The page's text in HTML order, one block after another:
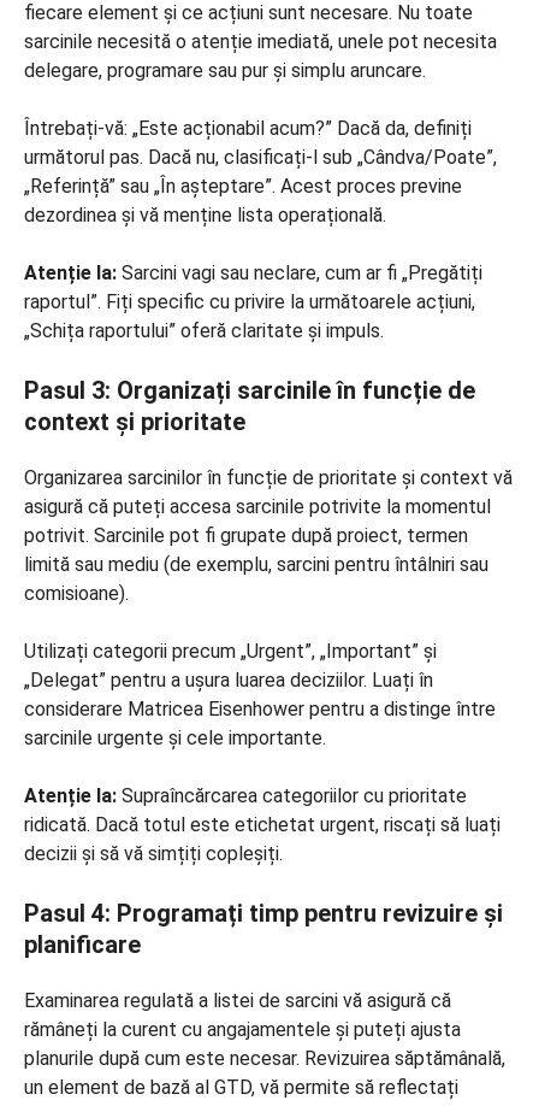
fiecare element și ce acțiuni sunt necesare. Nu toate
sarcinile necesită o atenție imediată, unele pot necesita
delegare, programare sau pur și simplu aruncare.
Întrebați-vă: „Este acționabil acum?” Dacă da, definiți
următorul pas. Dacă nu, clasificați-l sub „Cândva/Poate”,
„Referință” sau „În așteptare”. Acest proces previne
dezordinea și vă menține lista operațională.
Atenție la: Sarcini vagi sau neclare, cum ar fi „Pregătiți
raportul”. Fiți specific cu privire la următoarele acțiuni,
„Schița raportului” oferă claritate și impuls.
Pasul 3: Organizați sarcinile în funcție de
context și prioritate
Organizarea sarcinilor în funcție de prioritate și context vă
asigură că puteți accesa sarcinile potrivite la momentul
potrivit. Sarcinile pot fi grupate după proiect, termen
limită sau mediu (de exemplu, sarcini pentru întâlniri sau
comisioane).
Utilizați categorii precum „Urgent”, „Important” și
„Delegat” pentru a ușura luarea deciziilor. Luați în
considerare Matricea Eisenhower pentru a distinge între
sarcinile urgente și cele importante.
Atenție la: Supraîncărcarea categoriilor cu prioritate
ridicată. Dacă totul este etichetat urgent, riscați să luați
decizii și să vă simțiți copleșiți.
Pasul 4: Programați timp pentru revizuire și
planificare
Examinarea regulată a listei de sarcini vă asigură că
rămâneți la curent cu angajamentele și puteți ajusta
planurile după cum este necesar. Revizuirea săptămânală,
un element de bază al GTD, vă permite să reflectați